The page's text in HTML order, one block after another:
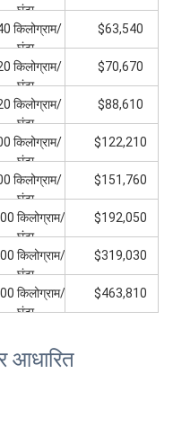
घंटा
किलोग्राम/
घंटा
$63,540
किलोग्राम/
घंटा
$70,670
किलोग्राम/
घंटा
$88,610
किलोग्राम/
घंटा
$122,210
किलोग्राम/
घंटा
$151,760
किलोग्राम/
घंटा
$192,050
किलोग्राम/
घंटा
$319,030
किलोग्राम/
घंटा
$463,810
आधारित